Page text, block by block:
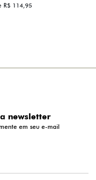
R$ 114,95
newsletter
em seu e-mail